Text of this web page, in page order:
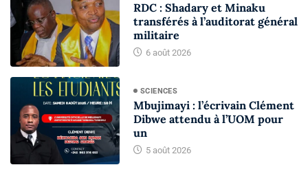
RDC : Shadary et Minaku
transférés à l’auditorat général
militaire
6 août 2026
SCIENCES
Mbujimayi : l’écrivain Clément
Dibwe attendu à l’UOM pour
un
5 août 2026